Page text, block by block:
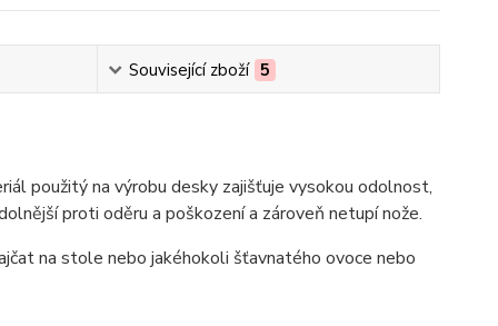
Související zboží 5
použitý na výrobu desky zajišťuje vysokou odolnost,
proti oděru a poškození a zároveň netupí nože.
na stole nebo jakéhokoli šťavnatého ovoce nebo